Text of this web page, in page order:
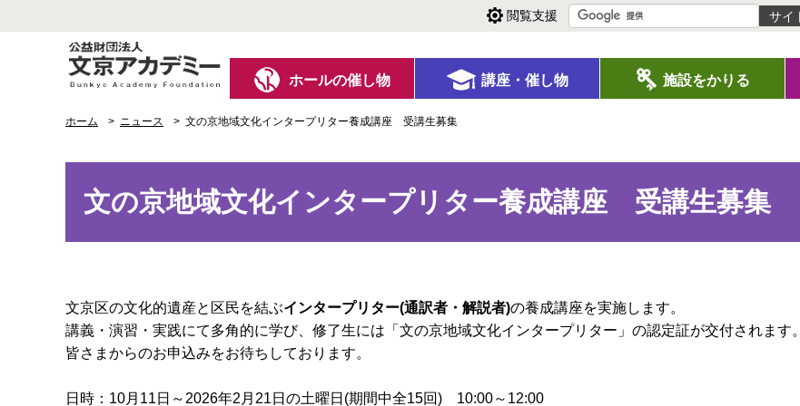
閲覧支援
ホールの催し物 講座・催し物 施設をかりる
ホーム ニュース 文の京地域文化インタープリター養成講座 受講生募集
文の京地域文化インタープリター養成講座 受講生募集
文京区の文化的遺産と区民を結ぶインタープリター(通訳者・解説者)の養成講座を実施します。
講義・演習・実践にて多角的に学び、修了生には「文の京地域文化インタープリター」の認定証が交付されます。
皆さまからのお申込みをお待ちしております。
日時：10月11日～2026年2月21日の土曜日(期間中全15回) 10:00～12:00